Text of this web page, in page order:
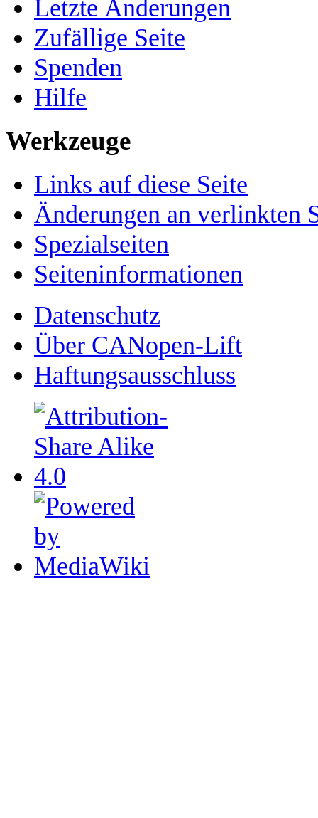
Letzte Änderungen
Zufällige Seite
Spenden
Hilfe
Werkzeuge
Links auf diese Seite
Änderungen an verlinkten
Spezialseiten
Seiten­­informationen
Datenschutz
Über CANopen-Lift
Haftungsausschluss